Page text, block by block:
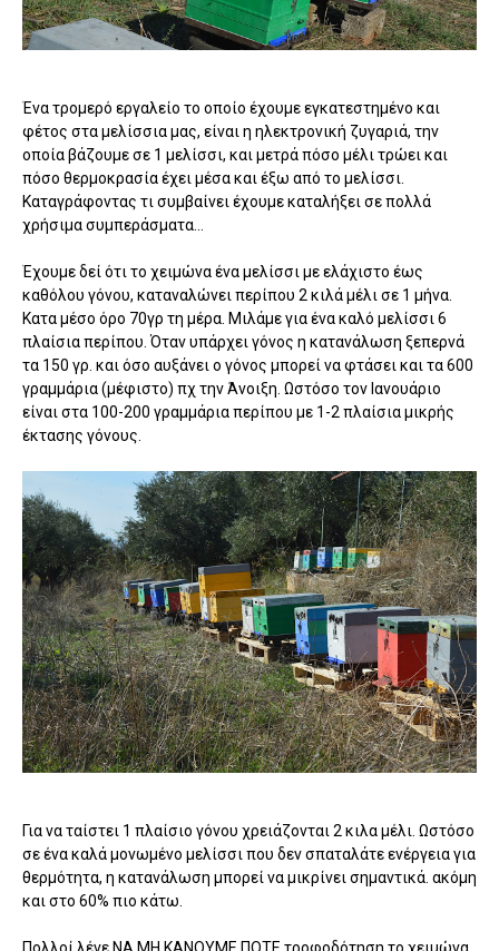
Ένα τρομερό εργαλείο το οποίο έχουμε εγκατεστημένο και
φέτος στα μελίσσια μας, είναι η ηλεκτρονική ζυγαριά, την
οποία βάζουμε σε 1 μελίσσι, και μετρά πόσο μέλι τρώει και
πόσο θερμοκρασία έχει μέσα και έξω από το μελίσσι.
Καταγράφοντας τι συμβαίνει έχουμε καταλήξει σε πολλά
χρήσιμα συμπεράσματα...
Έχουμε δεί ότι το χειμώνα ένα μελίσσι με ελάχιστο έως
καθόλου γόνου, καταναλώνει περίπου 2 κιλά μέλι σε 1 μήνα.
Κατα μέσο όρο 70γρ τη μέρα. Μιλάμε για ένα καλό μελίσσι 6
πλαίσια περίπου. Όταν υπάρχει γόνος η κατανάλωση ξεπερνά
τα 150 γρ. και όσο αυξάνει ο γόνος μπορεί να φτάσει και τα 600
γραμμάρια (μέφιστο) πχ την Άνοιξη. Ωστόσο τον Ιανουάριο
είναι στα 100-200 γραμμάρια περίπου με 1-2 πλαίσια μικρής
έκτασης γόνους.
Για να ταίστει 1 πλαίσιο γόνου χρειάζονται 2 κιλα μέλι. Ωστόσο
σε ένα καλά μονωμένο μελίσσι που δεν σπαταλάτε ενέργεια για
θερμότητα, η κατανάλωση μπορεί να μικρίνει σημαντικά. ακόμη
και στο 60% πιο κάτω.